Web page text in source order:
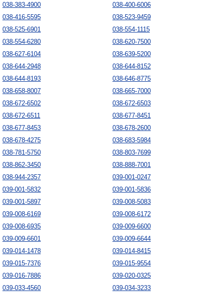
038-383-4900
038-400-6006
038-416-5595
038-523-9459
038-525-6901
038-554-1115
038-554-6280
038-620-7500
038-627-6104
038-639-5200
038-644-2948
038-644-8152
038-644-8193
038-646-8775
038-658-8007
038-665-7000
038-672-6502
038-672-6503
038-672-6511
038-677-8451
038-677-8453
038-678-2600
038-678-4275
038-683-5984
038-781-5750
038-803-7699
038-862-3450
038-888-7001
038-944-2357
039-001-0247
039-001-5832
039-001-5836
039-001-5897
039-008-5083
039-008-6169
039-008-6172
039-008-6935
039-009-6600
039-009-6601
039-009-6644
039-014-1478
039-014-8415
039-015-7376
039-015-9554
039-016-7886
039-020-0325
039-033-4560
039-034-3233